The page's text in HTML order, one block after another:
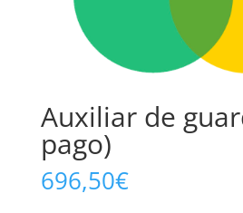
Auxiliar de
pago)
696,50€